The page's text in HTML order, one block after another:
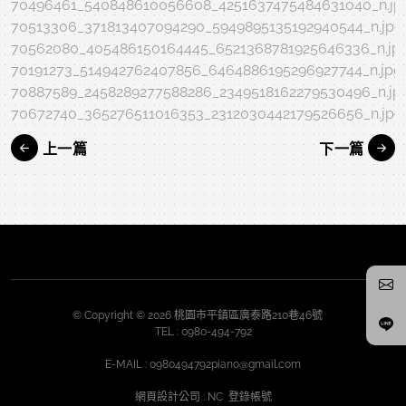
70513306_371813407094290_5949895135192940544_n.jpg
70191273_514942762407856_6464886195296927744_n.jpg
70672740_365276511016353_2312030442179526656_n.jpg
上一篇 下一篇
© Copyright © 2026 桃園市平鎮區廣泰路210巷46號
TEL : 0980-494-792
E-MAIL : 0980494792piano@gmail.com
網頁設計公司 : NC 登錄帳號